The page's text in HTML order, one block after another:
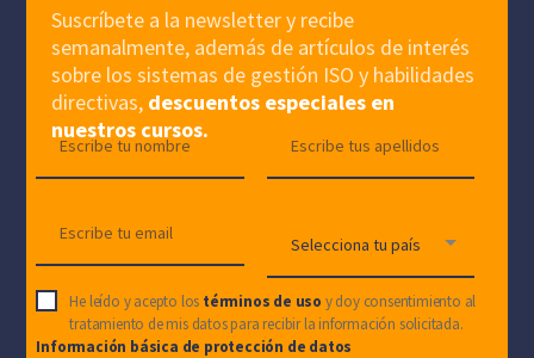
Suscríbete a la newsletter y recibe
semanalmente, además de artículos de interés
sobre los sistemas de gestión ISO y habilidades
directivas, descuentos especiales en
nuestros cursos.
He leído y acepto los términos de uso y doy consentimiento al
tratamiento de mis datos para recibir la información solicitada.
Información básica de protección de datos